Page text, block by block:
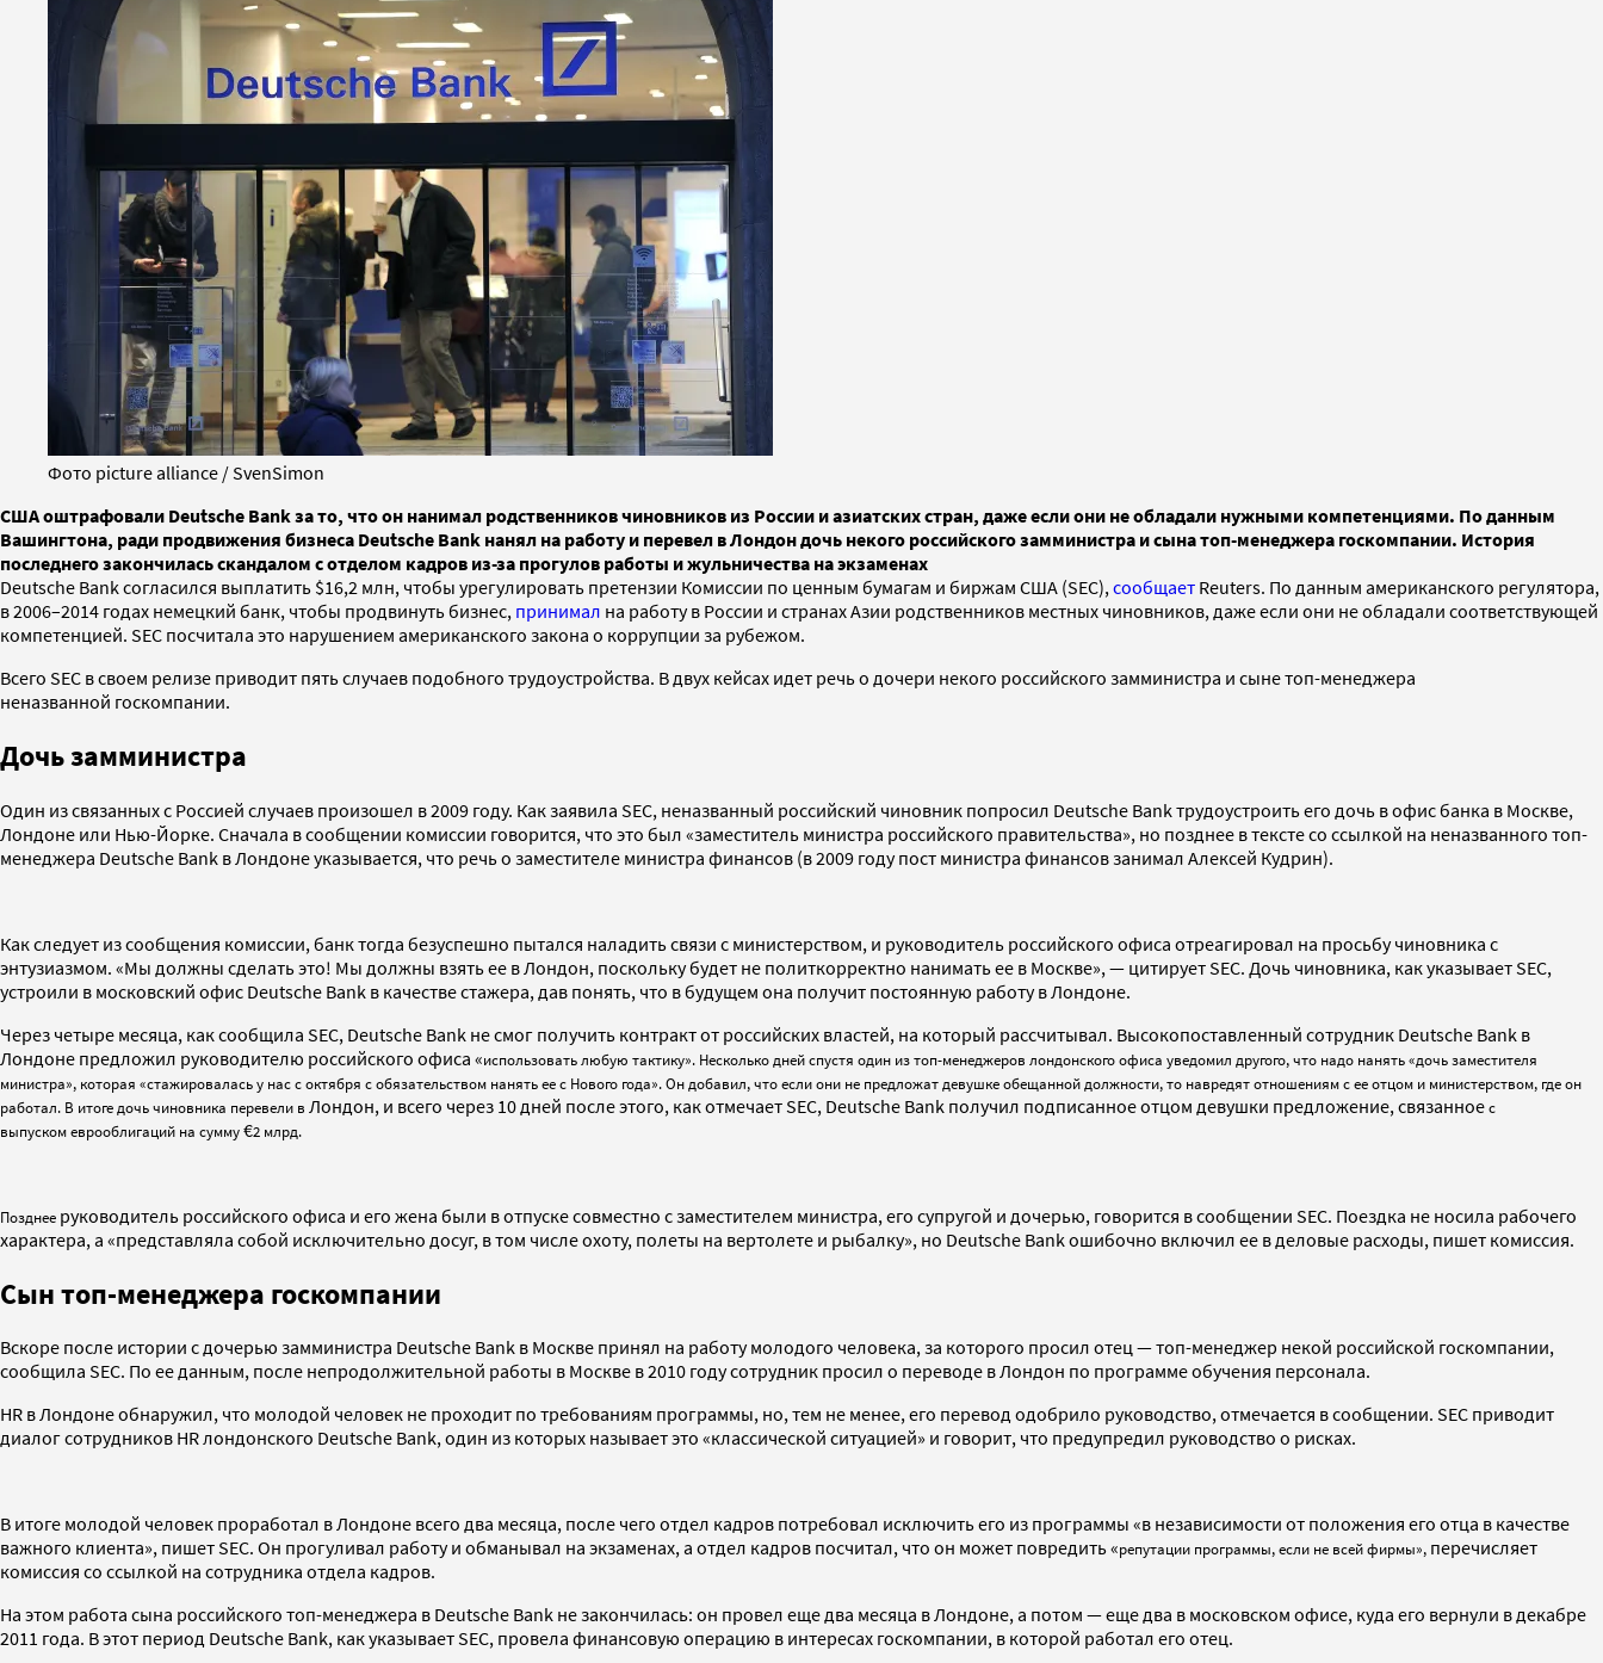
Фото picture alliance / SvenSimon
США оштрафовали Deutsche Bank за то, что он нанимал родственников чиновников из России и азиатских стран, даже если они не обладали нужными компетенциями. По данным
Вашингтона, ради продвижения бизнеса Deutsche Bank нанял на работу и перевел в Лондон дочь некого российского замминистра и сына топ-менеджера госкомпании. История
последнего закончилась скандалом с отделом кадров из-за прогулов работы и жульничества на экзаменах
Deutsche Bank согласился выплатить $16,2 млн, чтобы урегулировать претензии Комиссии по ценным бумагам и биржам США (SEC), сообщает Reuters. По данным американского регулятора,
в 2006–2014 годах немецкий банк, чтобы продвинуть бизнес, принимал на работу в России и странах Азии родственников местных чиновников, даже если они не обладали соответствующей
компетенцией. SEC посчитала это нарушением американского закона о коррупции за рубежом.
Всего SEC в своем релизе приводит пять случаев подобного трудоустройства. В двух кейсах идет речь о дочери некого российского замминистра и сыне топ-менеджера
неназванной госкомпании.
Дочь замминистра
Один из связанных с Россией случаев произошел в 2009 году. Как заявила SEC, неназванный российский чиновник попросил Deutsche Bank трудоустроить его дочь в офис банка в Москве,
Лондоне или Нью-Йорке. Сначала в сообщении комиссии говорится, что это был «заместитель министра российского правительства», но позднее в тексте со ссылкой на неназванного топ-
менеджера Deutsche Bank в Лондоне указывается, что речь о заместителе министра финансов (в 2009 году пост министра финансов занимал Алексей Кудрин).
Как следует из сообщения комиссии, банк тогда безуспешно пытался наладить связи с министерством, и руководитель российского офиса отреагировал на просьбу чиновника с
энтузиазмом. «Мы должны сделать это! Мы должны взять ее в Лондон, поскольку будет не политкорректно нанимать ее в Москве», — цитирует SEC. Дочь чиновника, как указывает SEC,
устроили в московский офис Deutsche Bank в качестве стажера, дав понять, что в будущем она получит постоянную работу в Лондоне.
Через четыре месяца, как сообщила SEC, Deutsche Bank не смог получить контракт от российских властей, на который рассчитывал. Высокопоставленный сотрудник Deutsche Bank в
Лондоне предложил руководителю российского офиса «использовать любую тактику». Несколько дней спустя один из топ-менеджеров лондонского офиса уведомил другого, что надо нанять «дочь заместителя
министра», которая «стажировалась у нас с октября с обязательством нанять ее с Нового года». Он добавил, что если они не предложат девушке обещанной должности, то навредят отношениям с ее отцом и министерством, где он
работал. В итоге дочь чиновника перевели в Лондон, и всего через 10 дней после этого, как отмечает SEC, Deutsche Bank получил подписанное отцом девушки предложение, связанноес
выпуском еврооблигаций на сумму€2 млрд.
Позднее руководитель российского офиса и его жена были в отпуске совместно с заместителем министра, его супругой и дочерью, говорится в сообщении SEC. Поездка не носила рабочего
характера, а «представляла собой исключительно досуг, в том числе охоту, полеты на вертолете и рыбалку», но Deutsche Bank ошибочно включил ее в деловые расходы, пишет комиссия.
Сын топ-менеджера госкомпании
Вскоре после истории с дочерью замминистра Deutsche Bank в Москве принял на работу молодого человека, за которого просил отец — топ-менеджер некой российской госкомпании,
сообщила SEC. По ее данным, после непродолжительной работы в Москве в 2010 году сотрудник просил о переводе в Лондон по программе обучения персонала.
HR в Лондоне обнаружил, что молодой человек не проходит по требованиям программы, но, тем не менее, его перевод одобрило руководство, отмечается в сообщении. SEC приводит
диалог сотрудников HR лондонского Deutsche Bank, один из которых называет это «классической ситуацией» и говорит, что предупредил руководство о рисках.
В итоге молодой человек проработал в Лондоне всего два месяца, после чего отдел кадров потребовал исключить его из программы «в независимости от положения его отца в качестве
важного клиента», пишет SEC. Он прогуливал работу и обманывал на экзаменах, а отдел кадров посчитал, что он может повредить «репутации программы, если не всей фирмы», перечисляет
комиссия со ссылкой на сотрудника отдела кадров.
На этом работа сына российского топ-менеджера в Deutsche Bank не закончилась: он провел еще два месяца в Лондоне, а потом — еще два в московском офисе, куда его вернули в декабре
2011 года. В этот период Deutsche Bank, как указывает SEC, провела финансовую операцию в интересах госкомпании, в которой работал его отец.